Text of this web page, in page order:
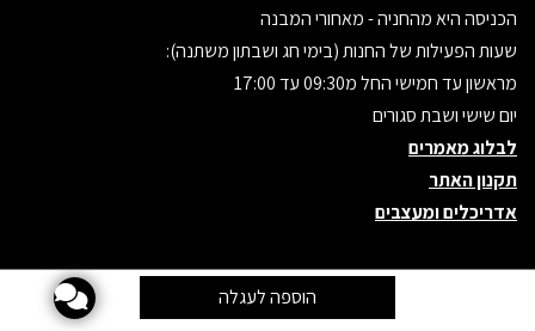
הכניסה היא מהחניה - מאחורי המבנה
שעות הפעילות של החנות (בימי חג ושבתון משתנה):
מראשון עד חמישי החל מ09:30 עד 17:00
יום שישי ושבת סגורים
לבלוג מאמרים
תקנון האתר
אדריכלים ומעצבים